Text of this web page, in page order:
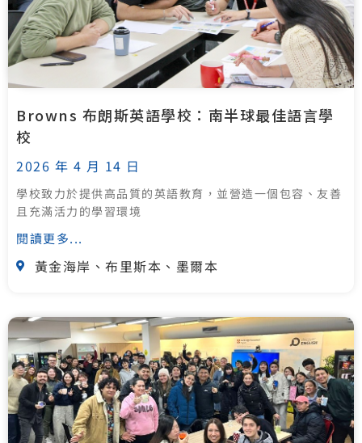
Browns 布朗斯英語學校：南半球最佳語言學
校
2026 年 4 月 14 日
學校致力於提供高品質的英語教育，並營造一個包容、友善
且充滿活力的學習環境
閱讀更多...
黃金海岸、布里斯本、墨爾本